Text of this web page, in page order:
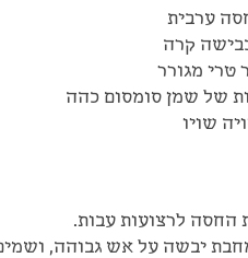
ערבית
קרה
טרי מגורר
של שמן סומסום כהה
שויו
החסה לרצועות עבות.
יבשה על אש גבוהה,